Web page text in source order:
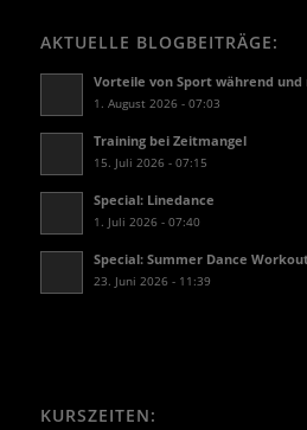
AKTUELLE BLOGBEITRÄGE:
Vorteile von Sport während und
1. August 2026 - 07:03
Training bei Zeitmangel
15. Juli 2026 - 07:15
Special: Linedance
1. Juli 2026 - 07:40
Special: Summer Dance
23. Juni 2026 - 11:39
KURSZEITEN: